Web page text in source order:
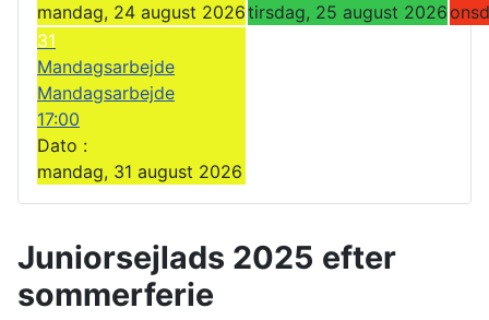
mandag, 24 august 2026tirsdag, 25 august 2026
31
Mandagsarbejde
Mandagsarbejde
17:00
Dato :
mandag, 31 august 2026
Juniorsejlads 2025 efter
sommerferie